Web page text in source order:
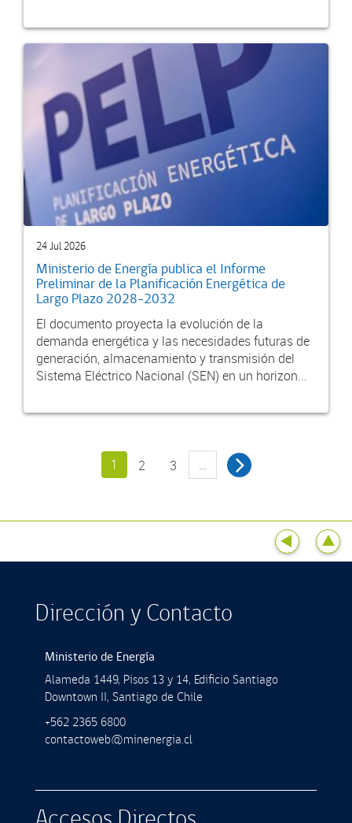
24 Jul 2026
Ministerio de Energía publica el Informe
Preliminar de la Planificación Energética de
Largo Plazo 2028-2032
El documento proyecta la evolución de la
demanda energética y las necesidades futuras de
generación, almacenamiento y transmisión del
Sistema Eléctrico Nacional (SEN) en un horizon...
1 2 3 …
Dirección y Contacto
Ministerio de Energía
Alameda 1449, Pisos 13 y 14, Ediﬁcio Santiago
Downtown II, Santiago de Chile
+562 2365 6800
contactoweb@minenergia.cl